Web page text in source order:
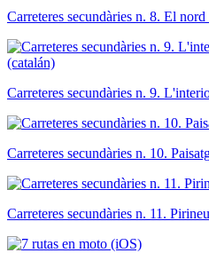
Carreteres secundàries n. 8. El
Carreteres secundàries n. 9.
Carreteres secundàries n. 10.
Carreteres secundàries n. 11.